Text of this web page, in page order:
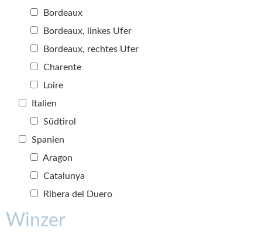
Bordeaux
Bordeaux, linkes Ufer
Bordeaux, rechtes Ufer
Charente
Loire
Italien
Südtirol
Spanien
Aragon
Catalunya
Ribera del Duero
Winzer